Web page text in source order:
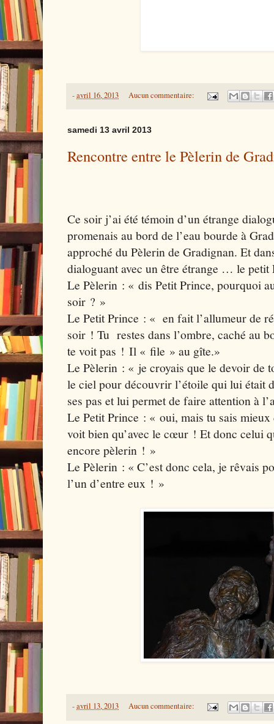
-avril 16, 2013 Aucun commentaire:
samedi 13 avril 2013
Rencontre entre le Pèlerin de
Ce soir j’ai été témoin d’un étrange
promenais au bord de l’eau bourde à
approché du Pèlerin de Gradignan. Et
dialoguant avec un être étrange … le
Le Pèlerin : « dis Petit Prince, pourquoi
soir ? »
Le Petit Prince : « en fait l’allumeur de
soir ! Tu restes dans l’ombre, caché au
te voit pas ! Il « file » au gîte.»
Le Pèlerin : « je croyais que le devoir de
le ciel pour découvrir l’étoile qui lui était
ses pas et lui permet de faire attention à
Le Petit Prince : « oui, mais tu sais mieux
voit bien qu’avec le cœur ! Et donc celui
encore pèlerin ! »
Le Pèlerin : « C’est donc cela, je rêvais
l’un d’entre eux ! »
-avril 13, 2013 Aucun commentaire: